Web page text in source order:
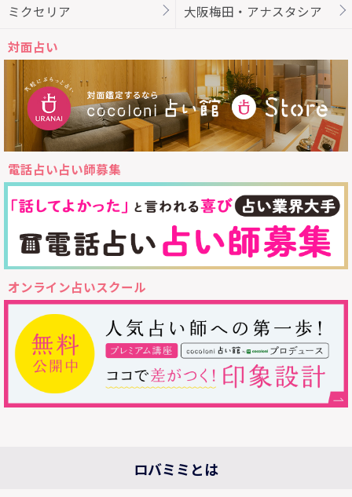
ミクセリア
大阪梅田・アナスタシア
対面占い
電話占い占い師募集
オンライン占いスクール
ロバミミとは